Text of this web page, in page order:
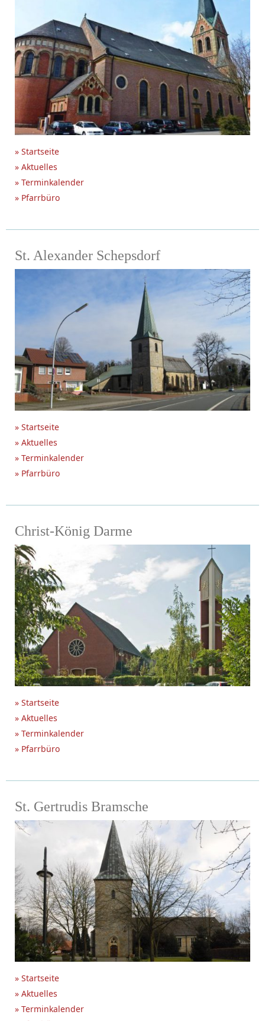
» Startseite
» Aktuelles
» Terminkalender
» Pfarrbüro
St. Alexander Schepsdorf
» Startseite
» Aktuelles
» Terminkalender
» Pfarrbüro
Christ-König Darme
» Startseite
» Aktuelles
» Terminkalender
» Pfarrbüro
St. Gertrudis Bramsche
» Startseite
» Aktuelles
» Terminkalender